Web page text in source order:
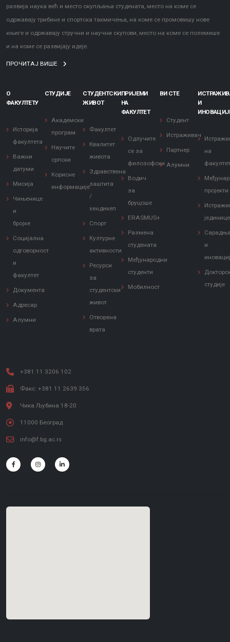
развија наука већ и место окупљања студената, место на коме се
одржавају трибине и спортска такмичења, на коме се промовишу нове
књиге и одржавају стручни и научни скупови, место на коме се полемише
и на коме се развијају идеје.
ПРОЧИТАЈ ВИШЕ
О
ФАКУЛТЕТУ
Историја
факултета
Важни
датуми
Мисија
Чињенице
и
бројке
Социјална
одговорност
и
факултет
Документа
Адресар
Алумни
СТУДИЈЕ
Академски
програм
Научите
српски
Корисне
информације
СТУДЕНТСКИ
ЖИВОТ
Факултет
Квалитет
живота
Здравствена
заштита
/
хендикеп
Спорт
Културне
активности
Ресурси
за
студентски
живот
Отворена
врата
ПРИЈЕМИ
НА
ФАКУЛТЕТ
Одлучите
се за
филозофски
Водич
за
бруцоше
ERASMUS+
Размена
студената
Међународни
студенти
Мобилност
ВИ СТЕ
Студент
Истраживач
Партнер
Алумни
И
на
пројекти
јединице
и
студије
+381 11 3206 102
Факс: +381 11 2639 356
Чика Љубина 18-20
11000 Београд
info@f.bg.ac.rs